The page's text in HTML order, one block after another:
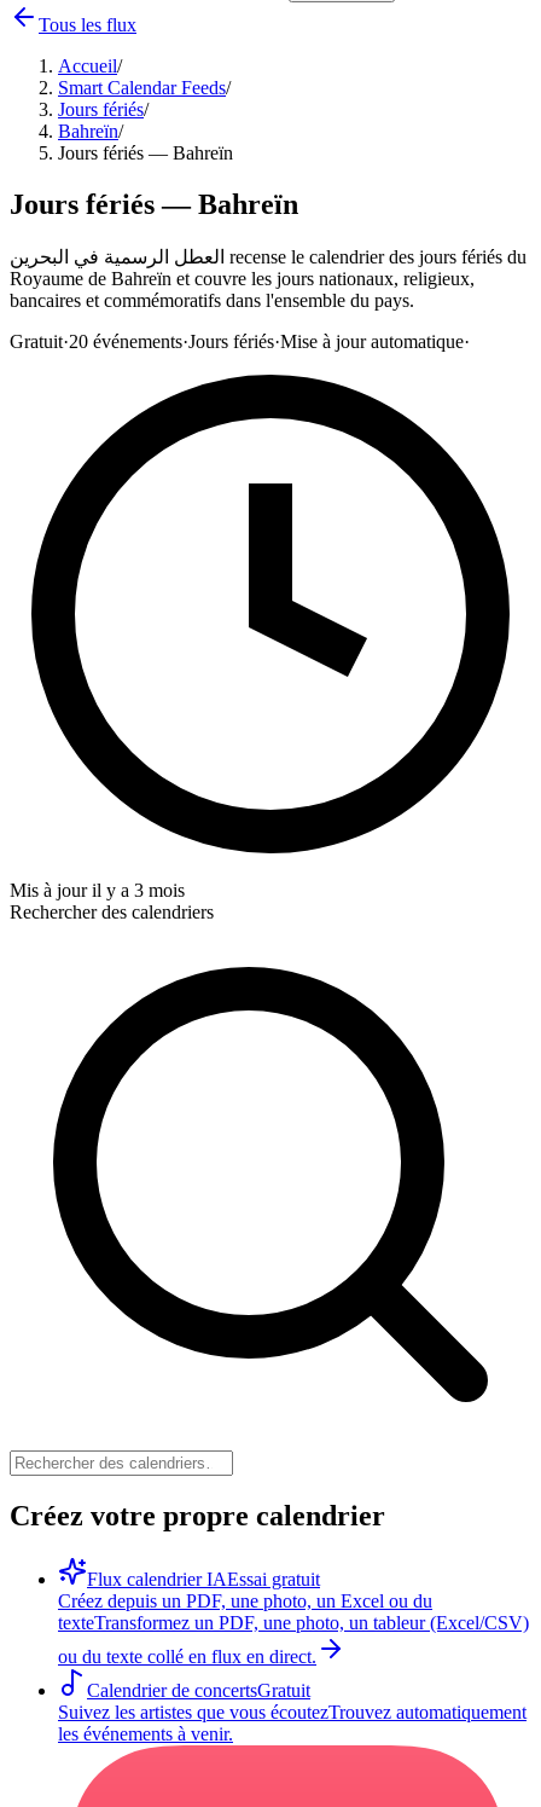
Tous les flux
Accueil/
Smart Calendar Feeds/
Jours fériés/
Bahreïn/
Jours fériés — Bahreïn
Jours fériés — Bahreïn
العطل الرسمية في البحرين recense le calendrier des jours fériés du
Royaume de Bahreïn et couvre les jours nationaux, religieux,
bancaires et commémoratifs dans l'ensemble du pays.
Gratuit·20 événements·Jours fériés·Mise à jour automatique·
Mis à jour il y a 3 mois
Rechercher des calendriers
Créez votre propre calendrier
Flux calendrier IAEssai gratuit
Créez depuis un PDF, une photo, un Excel ou du
texteTransformez un PDF, une photo, un tableur (Excel/CSV)
ou du texte collé en flux en direct.
Calendrier de concertsGratuit
Suivez les artistes que vous écoutezTrouvez automatiquement
les événements à venir.